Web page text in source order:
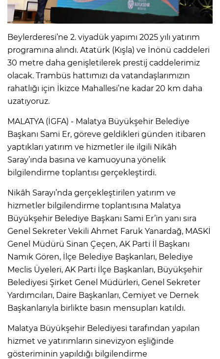
Beylerderesi’ne 2. viyadük yapımı 2025 yılı yatırım
programına alındı. Atatürk (Kışla) ve İnönü caddeleri
30 metre daha genişletilerek prestij caddelerimiz
olacak. Trambüs hattımızı da vatandaşlarımızın
rahatlığı için İkizce Mahallesi’ne kadar 20 km daha
uzatıyoruz.
MALATYA (İGFA) - Malatya Büyükşehir Belediye
Başkanı Sami Er, göreve geldikleri günden itibaren
yaptıkları yatırım ve hizmetler ile ilgili Nikâh
Saray’ında basına ve kamuoyuna yönelik
bilgilendirme toplantısı gerçekleştirdi.
Nikâh Sarayı’nda gerçekleştirilen yatırım ve
hizmetler bilgilendirme toplantısına Malatya
Büyükşehir Belediye Başkanı Sami Er’in yanı sıra
Genel Sekreter Vekili Ahmet Faruk Yanardağ, MASKİ
Genel Müdürü Sinan Çeçen, AK Parti İl Başkanı
Namık Gören, İlçe Belediye Başkanları, Belediye
Meclis Üyeleri, AK Parti İlçe Başkanları, Büyükşehir
Belediyesi Şirket Genel Müdürleri, Genel Sekreter
Yardımcıları, Daire Başkanları, Cemiyet ve Dernek
Başkanlarıyla birlikte basın mensupları katıldı.
Malatya Büyükşehir Belediyesi tarafından yapılan
hizmet ve yatırımların sinevizyon eşliğinde
gösteriminin yapıldığı bilgilendirme